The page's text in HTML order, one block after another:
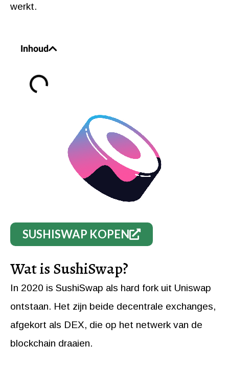
werkt.
Inhoud
SUSHISWAP KOPEN
Wat is SushiSwap?
In 2020 is SushiSwap als hard fork uit Uniswap
ontstaan. Het zijn beide decentrale exchanges,
afgekort als DEX, die op het netwerk van de
blockchain draaien.